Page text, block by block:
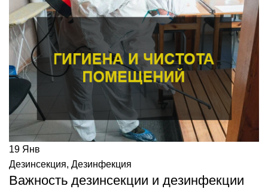
19 Янв
Дезинсекция, Дезинфекция
Важность дезинсекции и дезинфекции